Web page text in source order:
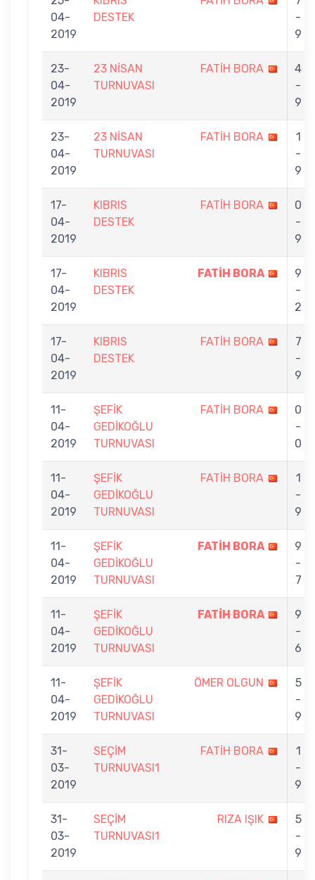
04-
2019
DESTEK
-
9
23-
04-
2019
23 NİSAN
TURNUVASI
FATİH BORA
4
-
9
23-
04-
2019
23 NİSAN
TURNUVASI
FATİH BORA
1
-
9
17-
04-
2019
KIBRIS
DESTEK
FATİH BORA
0
-
9
17-
04-
2019
KIBRIS
DESTEK
FATİH BORA
9
-
2
17-
04-
2019
KIBRIS
DESTEK
FATİH BORA
7
-
9
11-
04-
2019
ŞEFİK
GEDİKOĞLU
TURNUVASI
FATİH BORA
0
-
0
11-
04-
2019
ŞEFİK
GEDİKOĞLU
TURNUVASI
FATİH BORA
1
-
9
11-
04-
2019
ŞEFİK
GEDİKOĞLU
TURNUVASI
FATİH BORA
9
-
7
11-
04-
2019
ŞEFİK
GEDİKOĞLU
TURNUVASI
FATİH BORA
9
-
6
11-
04-
2019
ŞEFİK
GEDİKOĞLU
TURNUVASI
ÖMER OLGUN
5
-
9
31-
03-
2019
SEÇİM
TURNUVASI1
FATİH BORA
1
-
9
31-
03-
2019
SEÇİM
TURNUVASI1
RIZA IŞIK
5
-
9